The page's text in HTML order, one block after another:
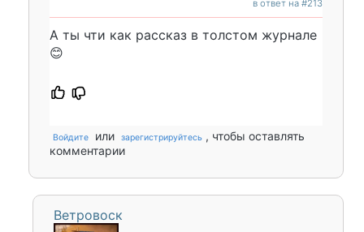
в ответ на #213
А ты чти как рассказ в толстом журнале
😊
Войдите или зарегистрируйтесь , чтобы оставлять
комментарии
Ветровоск